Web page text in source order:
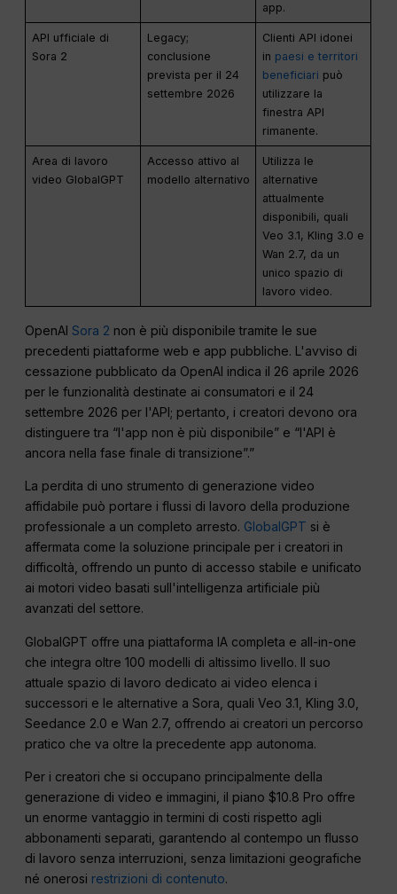
app.
API ufficiale di
Sora 2
Legacy;
conclusione
prevista per il 24
settembre 2026
Clienti API idonei
in paesi e territori
beneficiari può
utilizzare la
finestra API
rimanente.
Area di lavoro
video GlobalGPT
Accesso attivo al
modello alternativo
Utilizza le
alternative
attualmente
disponibili, quali
Veo 3.1, Kling 3.0 e
Wan 2.7, da un
unico spazio di
lavoro video.
OpenAISora 2 non è più disponibile tramite le sue
precedenti piattaforme web e app pubbliche. L'avviso di
cessazione pubblicato da OpenAI indica il 26 aprile 2026
per le funzionalità destinate ai consumatori e il 24
settembre 2026 per l'API; pertanto, i creatori devono ora
distinguere tra “l'app non è più disponibile” e “l'API è
ancora nella fase finale di transizione”.”
La perdita di uno strumento di generazione video
affidabile può portare i flussi di lavoro della produzione
professionale a un completo arresto. GlobalGPT si è
affermata come la soluzione principale per i creatori in
difficoltà, offrendo un punto di accesso stabile e unificato
ai motori video basati sull'intelligenza artificiale più
avanzati del settore.
GlobalGPT offre una piattaforma IA completa e all-in-one
che integra oltre 100 modelli di altissimo livello. Il suo
attuale spazio di lavoro dedicato ai video elenca i
successori e le alternative a Sora, quali Veo 3.1, Kling 3.0,
Seedance 2.0 e Wan 2.7, offrendo ai creatori un percorso
pratico che va oltre la precedente app autonoma.
Per i creatori che si occupano principalmente della
generazione di video e immagini, il piano $10.8 Pro offre
un enorme vantaggio in termini di costi rispetto agli
abbonamenti separati, garantendo al contempo un flusso
di lavoro senza interruzioni, senza limitazioni geografiche
né onerosi restrizioni di contenuto.